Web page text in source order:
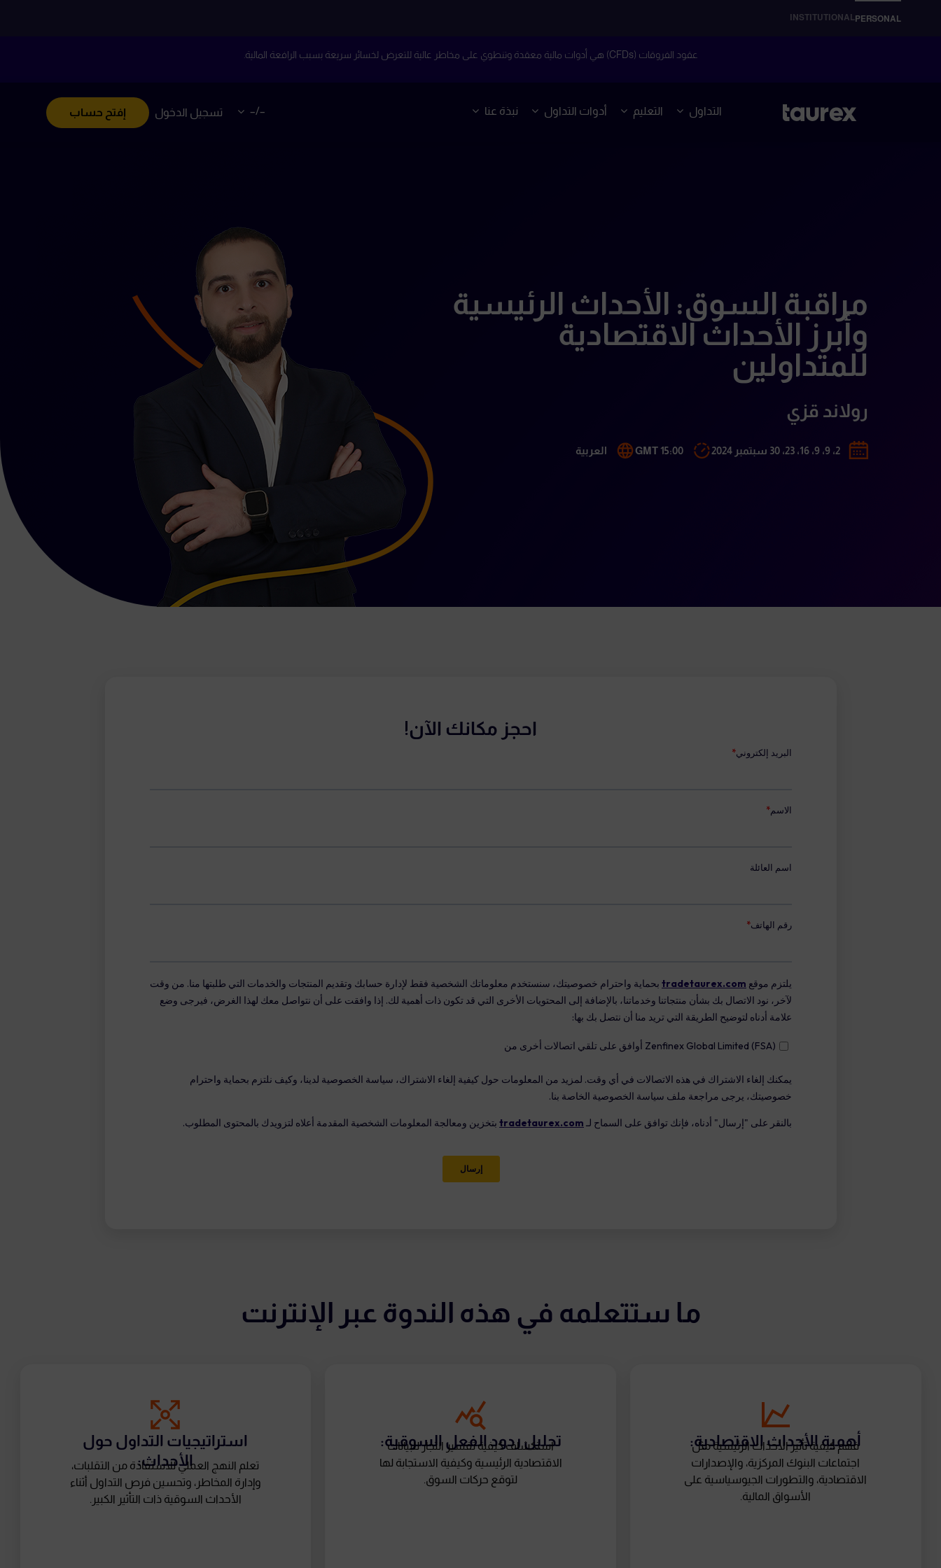
PERSONAL
INSTITUTIONAL
عقود الفروقات (CFDs) هي أدوات مالية معقدة وتنطوي على مخاطر عالية للتعرض لخسائر سريعة بسبب الرافعة المالية.
التداول التعليم أدوات التداول نبذة عنا –/– تسجيل الدخول إفتح حساب
مراقبة السوق: الأحداث الرئيسية
وأبرز الأحداث الاقتصادية
للمتداولين
رولاند قزي
2، 9، 9، 16، 23، 30 سبتمبر 2024 15:00 GMT العربية
احجز مكانك الآن!
ما ستتعلمه في هذه الندوة عبر الإنترنت
أهمية الأحداث الاقتصادية:
فهم كيفية تأثير الأحداث الرئيسية مثل
اجتماعات البنوك المركزية، والإصدارات
الاقتصادية، والتطورات الجيوسياسية على
الأسواق المالية.
تحليل ردود الفعل السوقية:
استكشاف كيفية تفسير التجار للبيانات
الاقتصادية الرئيسية وكيفية الاستجابة لها
لتوقع حركات السوق.
استراتيجيات التداول حول
الأحداث:
تعلم النهج العملي للاستفادة من التقلبات،
وإدارة المخاطر، وتحسين فرص التداول أثناء
الأحداث السوقية ذات التأثير الكبير.